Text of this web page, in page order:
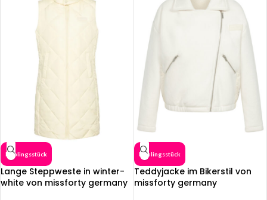
Lieblingsstück
Lange Steppweste in winter-
white von missforty germany
Lieblingsstück
Teddyjacke im Bikerstil von
missforty germany